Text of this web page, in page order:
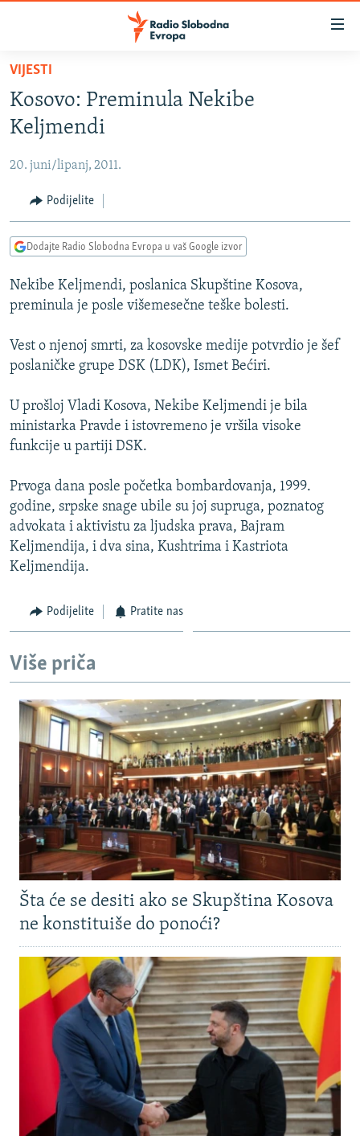
Pređite
glavni
sadržaj
Pređite
na
navigaciju
Pređite
na
BOSNA I HERCEGOVINA
SRBIJA
KOSOVO
CRNA GORA
VIDEO
FOTOGALERIJE
INFOGRAFIKE
PODCASTI
RAT U UKRAJINI
KINA NA BALKANU
RSE PRIČE IZ SVIJETA
ISPRIČAJ MI
DNEVNO@RSE
SPECIJALI RSE
GENOCID U SREBRENICI
POPLAVE I KLIZIŠTA U BIH 2024.
TV LIBERTY
POST SCRIPTUM
MOJA EVROPA
TRI DECENIJE OD RATA U BIH
SVE KARTE DEJTONA
PRATITE NAS
Sve RFE/RL stranice
VIJESTI
Kosovo: Preminula Nekibe
Keljmendi
20. juni/lipanj, 2011.
Podijelite
Dodajte Radio Slobodna Evropa u vaš Google izvor
Nekibe Keljmendi, poslanica Skupštine Kosova,
preminula je posle višemesečne teške bolesti.
Vest o njenoj smrti, za kosovske medije potvrdio je šef
poslaničke grupe DSK (LDK), Ismet Bećiri.
U prošloj Vladi Kosova, Nekibe Keljmendi je bila
ministarka Pravde i istovremeno je vršila visoke
funkcije u partiji DSK.
Prvoga dana posle početka bombardovanja, 1999.
godine, srpske snage ubile su joj supruga, poznatog
advokata i aktivistu za ljudska prava, Bajram
Keljmendija, i dva sina, Kushtrima i Kastriota
Keljmendija.
Podijelite Pratite nas
Više priča
Šta će se desiti ako se Skupština Kosova
ne konstituiše do ponoći?